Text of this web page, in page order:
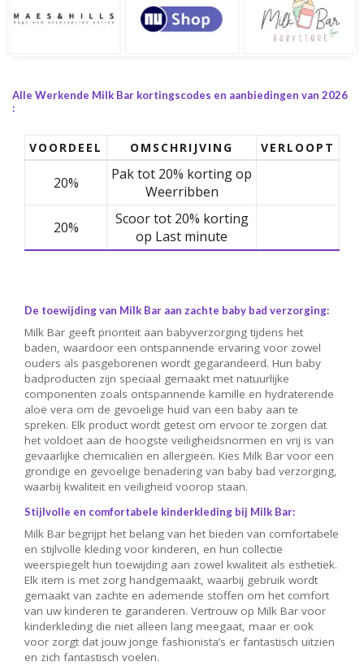
Alle Werkende Milk Bar kortingscodes en aanbiedingen van 2026
:
VOORDEEL OMSCHRIJVING VERLOOPT
20%
Pak tot 20% korting op
Weerribben
20%
Scoor tot 20% korting
op Last minute
De toewijding van Milk Bar aan zachte baby bad verzorging:
Milk Bar geeft prioriteit aan babyverzorging tijdens het
baden, waardoor een ontspannende ervaring voor zowel
ouders als pasgeborenen wordt gegarandeerd. Hun baby
badproducten zijn speciaal gemaakt met natuurlijke
componenten zoals ontspannende kamille en hydraterende
aloë vera om de gevoelige huid van een baby aan te
spreken. Elk product wordt getest om ervoor te zorgen dat
het voldoet aan de hoogste veiligheidsnormen en vrij is van
gevaarlijke chemicaliën en allergieën. Kies Milk Bar voor een
grondige en gevoelige benadering van baby bad verzorging,
waarbij kwaliteit en veiligheid voorop staan.
Stijlvolle en comfortabele kinderkleding bij Milk Bar:
Milk Bar begrijpt het belang van het bieden van comfortabele
en stijlvolle kleding voor kinderen, en hun collectie
weerspiegelt hun toewijding aan zowel kwaliteit als esthetiek.
Elk item is met zorg handgemaakt, waarbij gebruik wordt
gemaakt van zachte en ademende stoffen om het comfort
van uw kinderen te garanderen. Vertrouw op Milk Bar voor
kinderkleding die niet alleen lang meegaat, maar er ook
voor zorgt dat jouw jonge fashionista’s er fantastisch uitzien
en zich fantastisch voelen.